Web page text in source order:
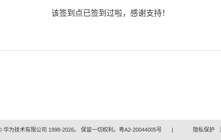
该签到点已签到过啦，感谢支持！
华为技术有限公司 1998-2026。 保留一切权利。粤A2-20044005号 | 隐私保护